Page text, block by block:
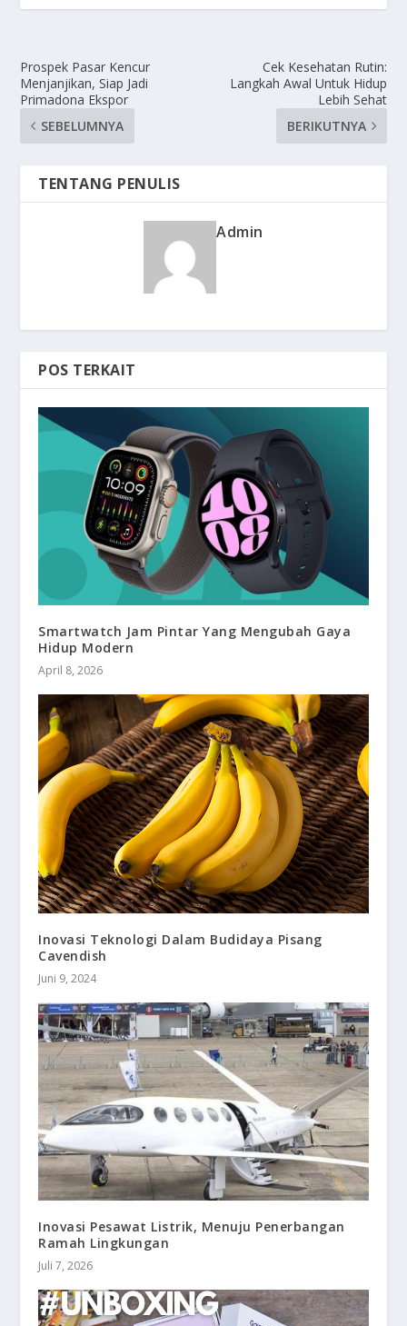
Prospek Pasar Kencur
Menjanjikan, Siap Jadi
Primadona Ekspor
SEBELUMNYA
Cek Kesehatan Rutin:
Langkah Awal Untuk Hidup
Lebih Sehat
BERIKUTNYA
TENTANG PENULIS
Admin
POS TERKAIT
Smartwatch Jam Pintar Yang Mengubah Gaya
Hidup Modern
April 8, 2026
Inovasi Teknologi Dalam Budidaya Pisang
Cavendish
Juni 9, 2024
Inovasi Pesawat Listrik, Menuju Penerbangan
Ramah Lingkungan
Juli 7, 2026